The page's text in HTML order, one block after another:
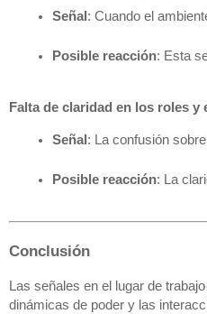
Señal : Cuando el
Posible reacción: Esta
Falta de claridad en los roles y
Señal : La confusión
Posible reacción: La
Conclusión
Las señales en el lugar de
dinámicas de poder y las